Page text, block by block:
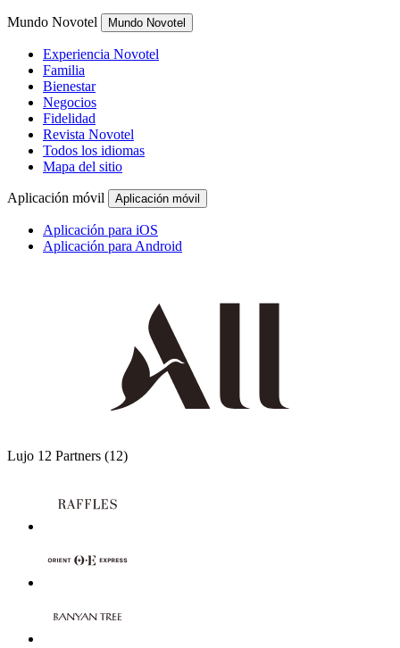
Mundo Novotel Mundo Novotel
Experiencia Novotel
Familia
Bienestar
Negocios
Fidelidad
Revista Novotel
Todos los idiomas
Mapa del sitio
Aplicación móvil Aplicación móvil
Aplicación para iOS
Aplicación para Android
Lujo 12 Partners (12)